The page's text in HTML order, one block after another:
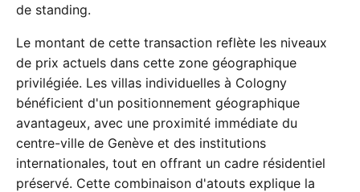
de standing.
Le montant de cette transaction reflète les niveaux
de prix actuels dans cette zone géographique
privilégiée. Les villas individuelles à Cologny
bénéficient d'un positionnement géographique
avantageux, avec une proximité immédiate du
centre-ville de Genève et des institutions
internationales, tout en offrant un cadre résidentiel
préservé. Cette combinaison d'atouts explique la